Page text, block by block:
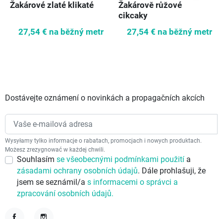
Žakárové zlaté klikaté
27,54 € na běžný metr
Žakárově růžové
cikcaky
27,54 € na běžný metr
Dostávejte oznámení o novinkách a propagačních akcích
Wysyłamy tylko informacje o rabatach, promocjach i nowych produktach.
Możesz zrezygnować w każdej chwili.
Souhlasím se všeobecnými podmínkami použití a
zásadami ochrany osobních údajů. Dále prohlašuji, že
jsem se seznámil/a s informacemi o správci a
zpracování osobních údajů.